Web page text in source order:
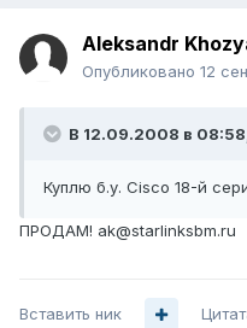
Aleksandr
Опубликовано 12
В 12.09.2008 в
Куплю б.у. Cisco 18-й
ПРОДАМ! ak@starlinksbm.ru
Вставить ник